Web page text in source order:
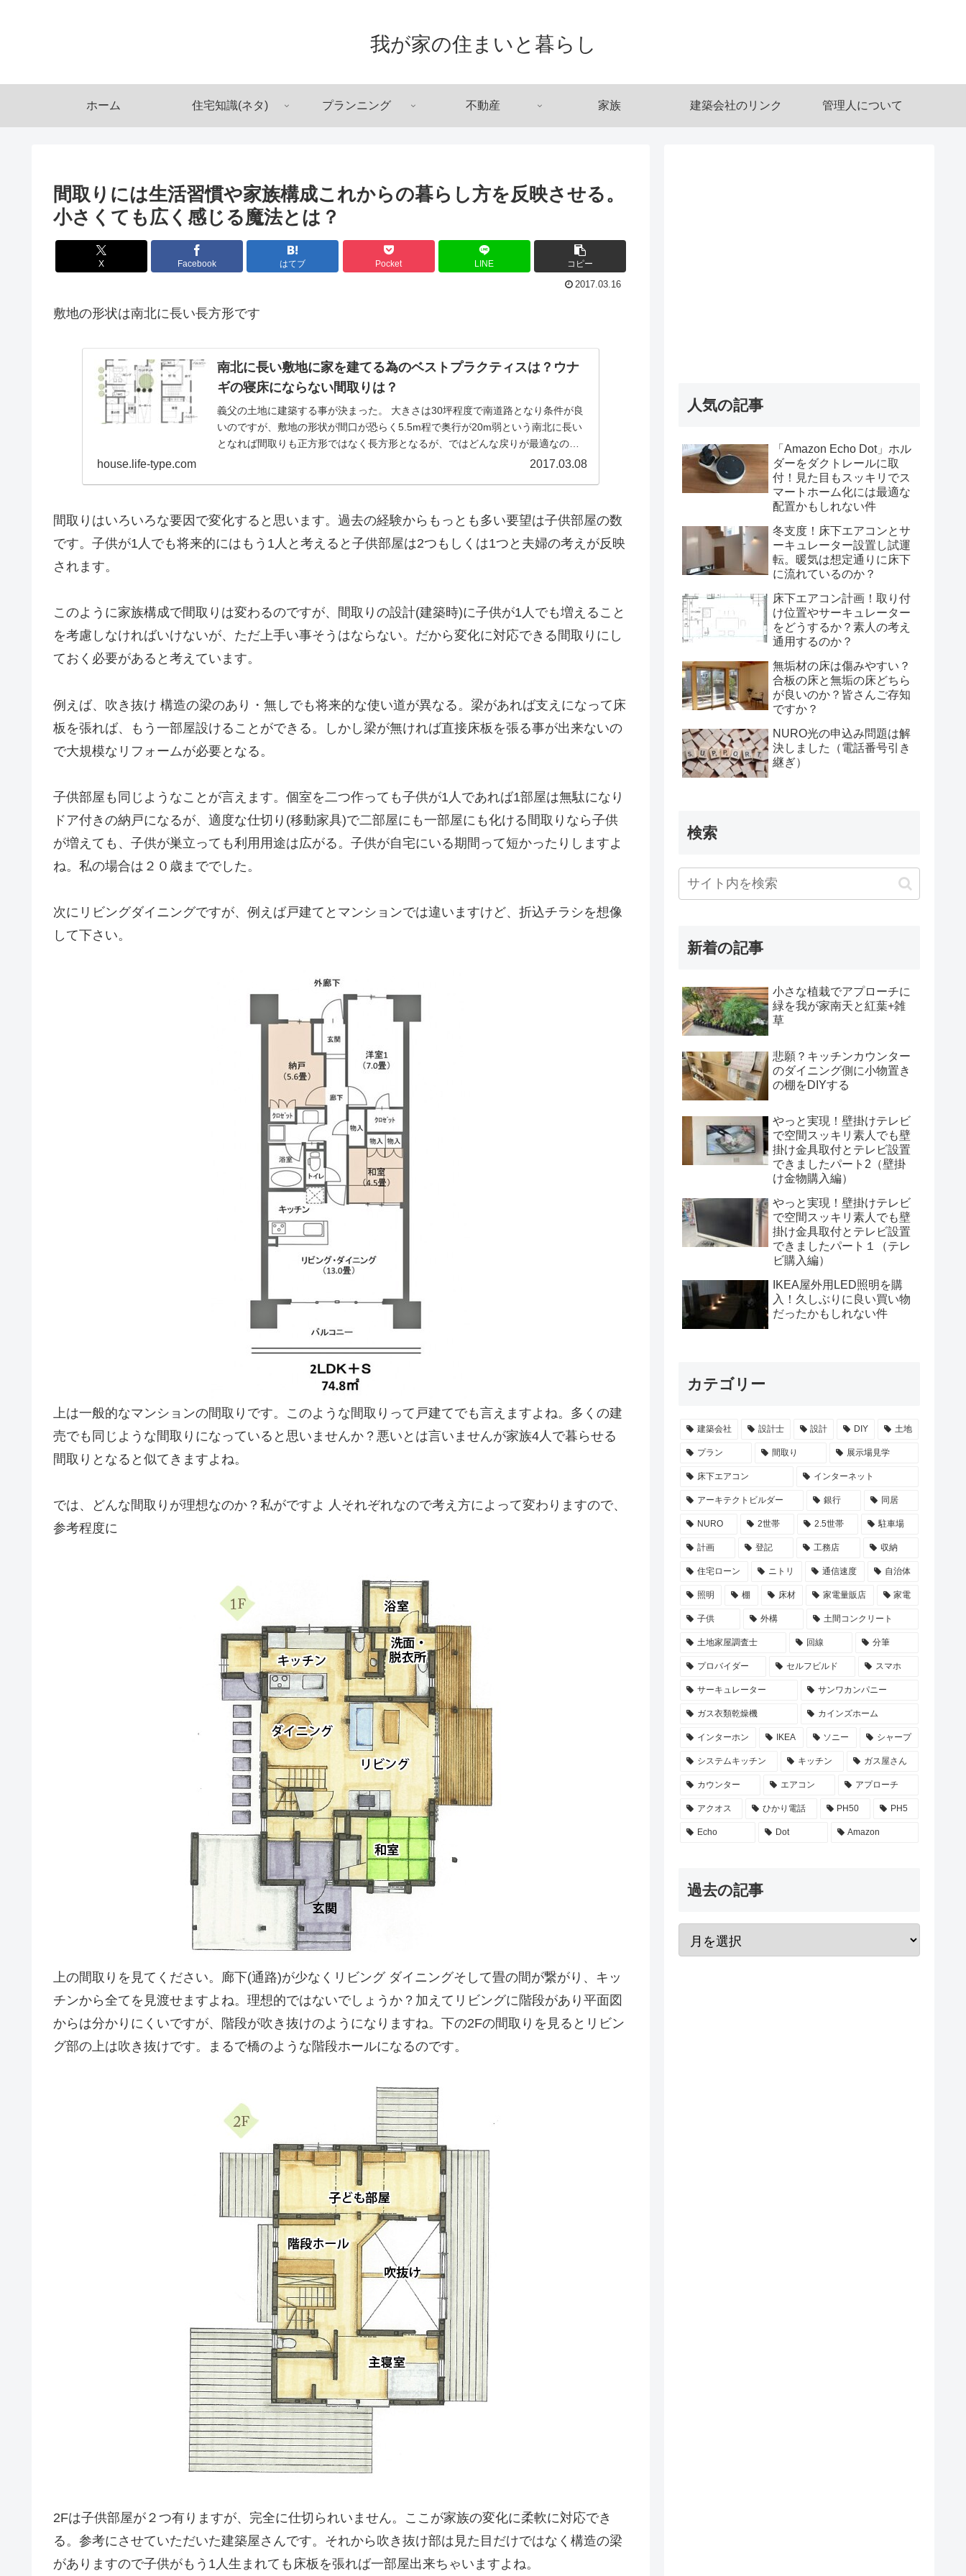
我が家の住まいと暮らし
ホーム 住宅知識(ネタ) プランニング 不動産 家族 建築会社のリンク 管理人について
間取りには生活習慣や家族構成これからの暮らし方を反映させる。
小さくても広く感じる魔法とは？
X Facebook はてブ Pocket LINE コピー
2017.03.16
敷地の形状は南北に長い長方形です
南北に長い敷地に家を建てる為のベストプラクティスは？ウナ
ギの寝床にならない間取りは？
義父の土地に建築する事が決まった。 大きさは30坪程度で南道路となり条件が良
いのですが、敷地の形状が間口が恐らく5.5m程で奥行が20m弱という南北に長い
となれば間取りも正方形ではなく長方形となるが、ではどんな戻りが最適なの
house.life-type.com 2017.03.08
間取りはいろいろな要因で変化すると思います。過去の経験からもっとも多い要望は子供部屋の数
です。子供が1人でも将来的にはもう1人と考えると子供部屋は2つもしくは1つと夫婦の考えが反映
されます。
このように家族構成で間取りは変わるのですが、間取りの設計(建築時)に子供が1人でも増えること
を考慮しなければいけないが、ただ上手い事そうはならない。だから変化に対応できる間取りにし
ておく必要があると考えています。
例えば、吹き抜け 構造の梁のあり・無しでも将来的な使い道が異なる。梁があれば支えになって床
板を張れば、もう一部屋設けることができる。しかし梁が無ければ直接床板を張る事が出来ないの
で大規模なリフォームが必要となる。
子供部屋も同じようなことが言えます。個室を二つ作っても子供が1人であれば1部屋は無駄になり
ドア付きの納戸になるが、適度な仕切り(移動家具)で二部屋にも一部屋にも化ける間取りなら子供
が増えても、子供が巣立っても利用用途は広がる。子供が自宅にいる期間って短かったりしますよ
ね。私の場合は２０歳まででした。
次にリビングダイニングですが、例えば戸建てとマンションでは違いますけど、折込チラシを想像
して下さい。
上は一般的なマンションの間取りです。このような間取りって戸建てでも言えますよね。多くの建
売でも同じような間取りになっていると思いませんか？悪いとは言いませんが家族4人で暮らせる
間取りとなると似てきますよね。
では、どんな間取りが理想なのか？私がですよ 人それぞれなので考え方によって変わりますので、
参考程度に
上の間取りを見てください。廊下(通路)が少なくリビング ダイニングそして畳の間が繋がり、キッ
チンから全てを見渡せますよね。理想的ではないでしょうか？加えてリビングに階段があり平面図
からは分かりにくいですが、階段が吹き抜けのようになりますね。下の2Fの間取りを見るとリビン
グ部の上は吹き抜けです。まるで橋のような階段ホールになるのです。
2Fは子供部屋が２つ有りますが、完全に仕切られいません。ここが家族の変化に柔軟に対応でき
る。参考にさせていただいた建築屋さんです。それから吹き抜け部は見た目だけではなく構造の梁
がありますので子供がもう1人生まれても床板を張れば一部屋出来ちゃいますよね。
人気の記事
「Amazon Echo Dot」ホル
ダーをダクトレールに取
付！見た目もスッキリでス
マートホーム化には最適な
配置かもしれない件
冬支度！床下エアコンとサ
ーキュレーター設置し試運
転。暖気は想定通りに床下
に流れているのか？
床下エアコン計画！取り付
け位置やサーキュレーター
をどうするか？素人の考え
通用するのか？
無垢材の床は傷みやすい？
合板の床と無垢の床どちら
が良いのか？皆さんご存知
ですか？
NURO光の申込み問題は解
決しました（電話番号引き
継ぎ）
検索
新着の記事
小さな植栽でアプローチに
緑を我が家南天と紅葉+雑
草
悲願？キッチンカウンター
のダイニング側に小物置き
の棚をDIYする
やっと実現！壁掛けテレビ
で空間スッキリ素人でも壁
掛け金具取付とテレビ設置
できましたパート2（壁掛
け金物購入編）
やっと実現！壁掛けテレビ
で空間スッキリ素人でも壁
掛け金具取付とテレビ設置
できましたパート１（テレ
ビ購入編）
IKEA屋外用LED照明を購
入！久しぶりに良い買い物
だったかもしれない件
カテゴリー
建築会社 設計士 設計 DIY 土地
プラン 間取り 展示場見学
床下エアコン インターネット
アーキテクトビルダー 銀行 同居
NURO 2世帯 2.5世帯 駐車場
計画 登記 工務店 収納
住宅ローン ニトリ 通信速度 自治体
照明 棚 床材 家電量販店 家電
子供 外構 土間コンクリート
土地家屋調査士 回線 分筆
プロバイダー セルフビルド スマホ
サーキュレーター サンワカンパニー
ガス衣類乾燥機 カインズホーム
インターホン IKEA ソニー シャープ
システムキッチン キッチン ガス屋さん
カウンター エアコン アプローチ
アクオス ひかり電話 PH50 PH5
Echo Dot Amazon
過去の記事